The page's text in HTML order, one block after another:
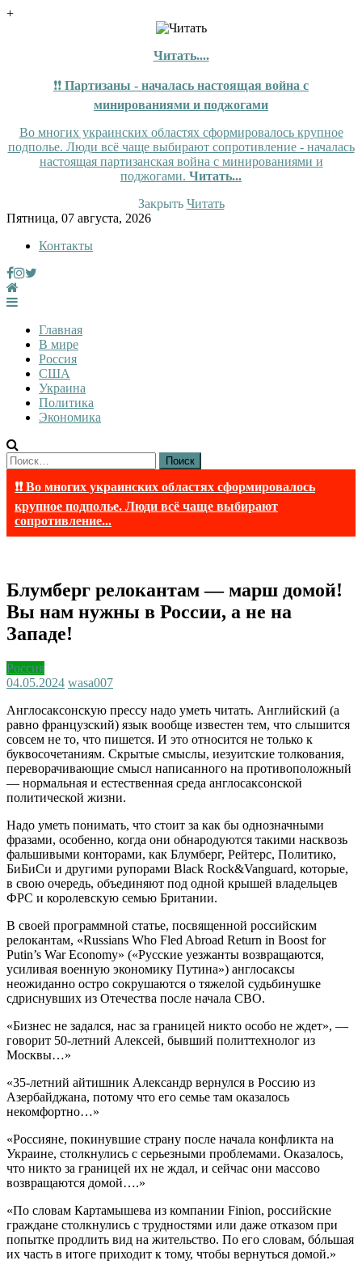
+
Читать....
❗❗ Партизаны - началась настоящая война с
минированиями и поджогами
Во многих украинских областях сформировалось крупное
подполье. Люди всё чаще выбирают сопротивление - началась
настоящая партизанская война с минированиями и
поджогами. Читать...
Закрыть Читать
Skip
content
Пятница, 07 августа, 2026
Контакты
InfoRuss
InfoRuss — Новости
Главная
В мире
Россия
США
Украина
Политика
Экономика
Найти:
❗❗ Во многих украинских областях сформировалось
крупное подполье. Люди всё чаще выбирают
сопротивление...
Блумберг релокантам — марш домой!
Вы нам нужны в России, а не на
Западе!
Россия
04.05.2024 wasa007
Англосаксонскую прессу надо уметь читать. Английский (а
равно французский) язык вообще известен тем, что слышится
совсем не то, что пишется. И это относится не только к
буквосочетаниям. Скрытые смыслы, иезуитские толкования,
переворачивающие смысл написанного на противоположный
— нормальная и естественная среда англосаксонской
политической жизни.
Надо уметь понимать, что стоит за как бы однозначными
фразами, особенно, когда они обнародуются такими насквозь
фальшивыми конторами, как Блумберг, Рейтерс, Политико,
БиБиСи и другими рупорами Black Rock&Vanguard, которые,
в свою очередь, объединяют под одной крышей владельцев
ФРС и королевскую семью Британии.
В своей программной статье, посвященной российским
релокантам, «Russians Who Fled Abroad Return in Boost for
Putin’s War Economy» («Русские уезжанты возвращаются,
усиливая военную экономику Путина») англосаксы
неожиданно остро сокрушаются о тяжелой судьбинушке
сдриснувших из Отечества после начала СВО.
«Бизнес не задался, нас за границей никто особо не ждет», —
говорит 50-летний Алексей, бывший политтехнолог из
Москвы…»
«35-летний айтишник Александр вернулся в Россию из
Азербайджана, потому что его семье там оказалось
некомфортно…»
«Россияне, покинувшие страну после начала конфликта на
Украине, столкнулись с серьезными проблемами. Оказалось,
что никто за границей их не ждал, и сейчас они массово
возвращаются домой….»
«По словам Картамышева из компании Finion, российские
граждане столкнулись с трудностями или даже отказом при
попытке продлить вид на жительство. По его словам, бóльшая
их часть в итоге приходит к тому, чтобы вернуться домой.»